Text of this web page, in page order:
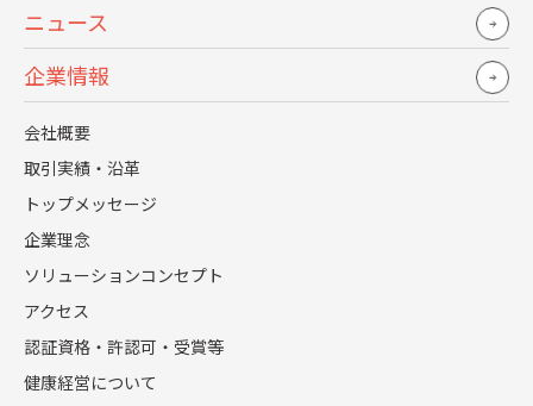
ニュース
企業情報
会社概要
取引実績・沿革
トップメッセージ
企業理念
ソリューションコンセプト
アクセス
認証資格・許認可・受賞等
健康経営について
そうしながら全ての採用業務を棚卸して、およそ200項
目の業務を仕分け、いつ誰がやるのか、ゴールは何なの
かを明確にしてもらいました。採用活動全体をプロジェ
クト化してマネジメントしていくのですが、レジェンダ
のメンバーにはバラエティ豊かな知識・経験があるの
で、採用の戦略設計について、色々と学ぶことができま
した。
求人メディアの活用方法、人材紹介会社との関係構築や
リテンション、現場のマネージャー20名を巻き込んだ求
人票のブラッシュアップなど、細かなポイントまで踏み
込んだテコ入れをしてくれ、母集団を集めるにも様々な